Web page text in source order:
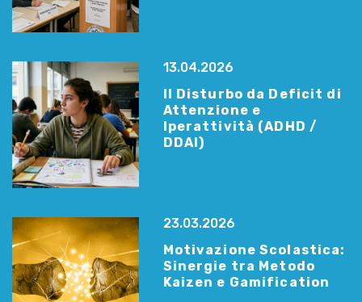
13.04.2026
Il Disturbo da Deficit di
Attenzione e
Iperattività (ADHD /
DDAI)
23.03.2026
Motivazione Scolastica:
Sinergie tra Metodo
Kaizen e Gamification